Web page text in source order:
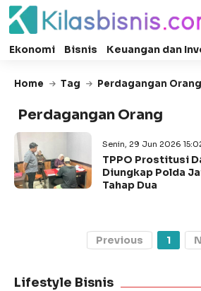
Ekonomi Bisnis Keuangan dan
Home Tag Perdagangan Orang
Perdagangan Orang
Senin, 29 Jun 2026
TPPO Prostitusi
Diungkap Polda
Tahap Dua
Previous 1
Lifestyle Bisnis